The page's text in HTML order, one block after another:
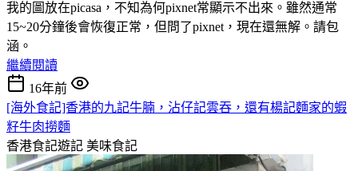
我的圖放在picasa，不知為何pixnet常顯示不出來。雖然通常
15~20分鐘後會恢復正常，但問了pixnet，現在還無解。請包
涵。
繼續閱讀
16年前
[海外食記]香港的九記牛腩，沾仔記雲吞，還有楊記麵家的蝦
籽牛肉撈麵
香港食記遊記 美味食記